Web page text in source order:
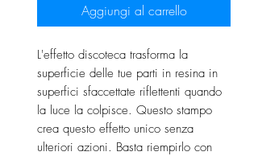
Aggiungi al carrello
L'effetto discoteca trasforma la
superficie delle tue parti in resina in
superfici sfaccettate riflettenti quando
la luce la colpisce. Questo stampo
crea questo effetto unico senza
ulteriori azioni. Basta riempirlo con